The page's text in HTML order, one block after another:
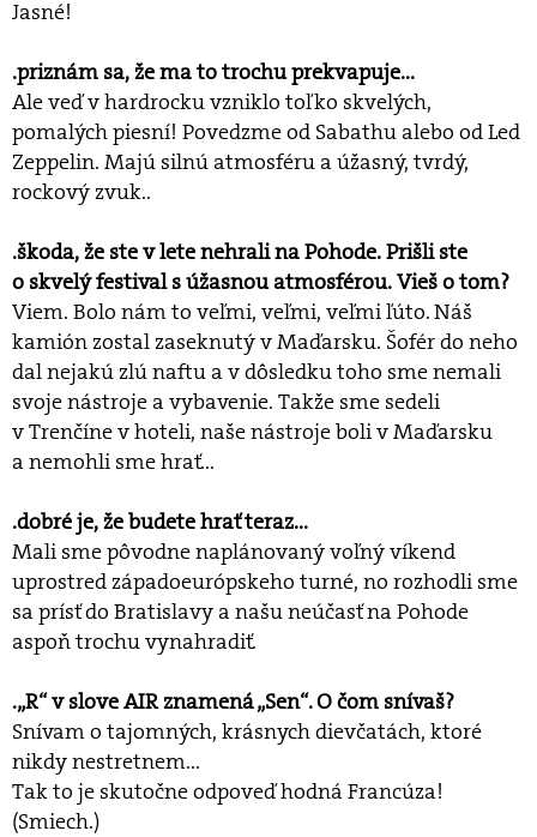
Jasné!
.priznám sa, že ma to trochu prekvapuje...
Ale veď v hardrocku vzniklo toľko skvelých,
pomalých piesní! Povedzme od Sabathu alebo od Led
Zeppelin. Majú silnú atmosféru a úžasný, tvrdý,
rockový zvuk..
.škoda, že ste v lete nehrali na Pohode. Prišli ste
o skvelý festival s úžasnou atmosférou. Vieš o tom?
Viem. Bolo nám to veľmi, veľmi, veľmi ľúto. Náš
kamión zostal zaseknutý v Maďarsku. Šofér do neho
dal nejakú zlú naftu a v dôsledku toho sme nemali
svoje nástroje a vybavenie. Takže sme sedeli
v Trenčíne v hoteli, naše nástroje boli v Maďarsku
a nemohli sme hrať...
.dobré je, že budete hrať teraz...
Mali sme pôvodne naplánovaný voľný víkend
uprostred západoeurópskeho turné, no rozhodli sme
sa prísť do Bratislavy a našu neúčasť na Pohode
aspoň trochu vynahradiť.
.„R“ v slove AIR znamená „Sen“. O čom snívaš?
Snívam o tajomných, krásnych dievčatách, ktoré
nikdy nestretnem...
Tak to je skutočne odpoveď hodná Francúza!
(Smiech.)